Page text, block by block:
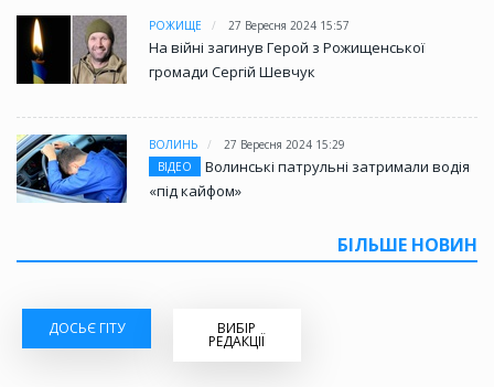
РОЖИЩЕ 27 Вересня 2024 15:57
На війні загинув Герой з Рожищенської
громади Сергій Шевчук
ВОЛИНЬ
27 Вересня 2024 15:29
ВІДЕО
Волинські патрульні затримали водія
«під кайфом»
БІЛЬШЕ НОВИН
ДОСЬЄ ГІТУ ВИБІР
РЕДАКЦІЇ